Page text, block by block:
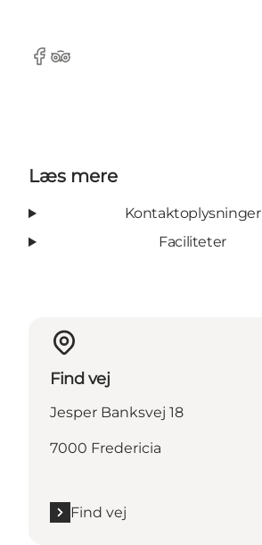
Facebook
Tripadvisor
Læs mere
Kontaktoplysninger
Faciliteter
Find vej
Jesper Banksvej 18
7000 Fredericia
Find vej